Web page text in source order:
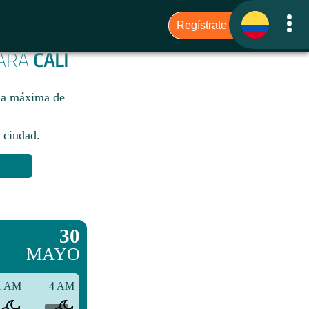
CALI
máxima de
ciudad.​
30
MAYO
AM 4 AM